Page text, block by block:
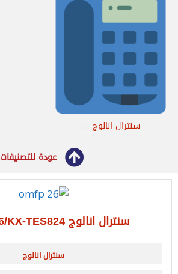
سنترال انالوج
عودة للتصنيفات
سنترال انالوج OMFP-26/KX-TES824
سنترال انالوج